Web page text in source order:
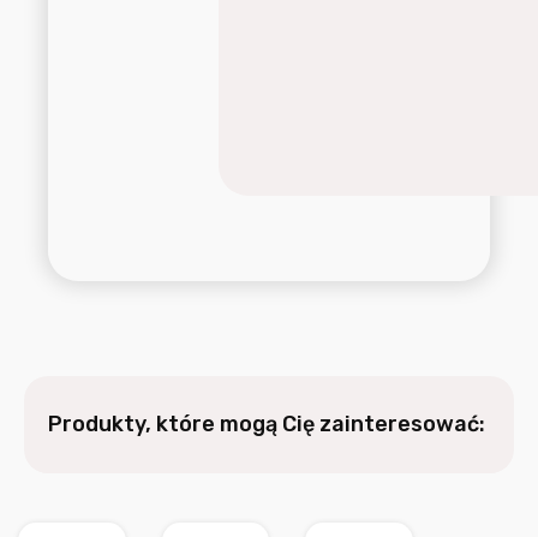
Produkty, które mogą Cię zainteresować: